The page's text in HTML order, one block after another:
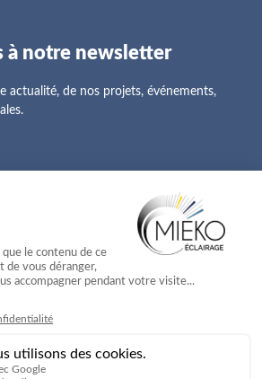
à notre newsletter
actualité, de nos projets, événements,